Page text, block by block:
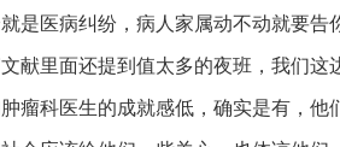
是医病纠纷，病人家属动不动就要
献里面还提到值太多的夜班，我们
瘤科医生的成就感低，确实是有，